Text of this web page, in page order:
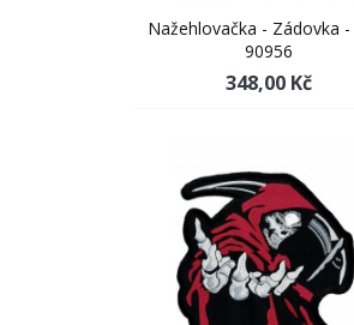
Nažehlovačka - Zádovka
90956
348,00 Kč